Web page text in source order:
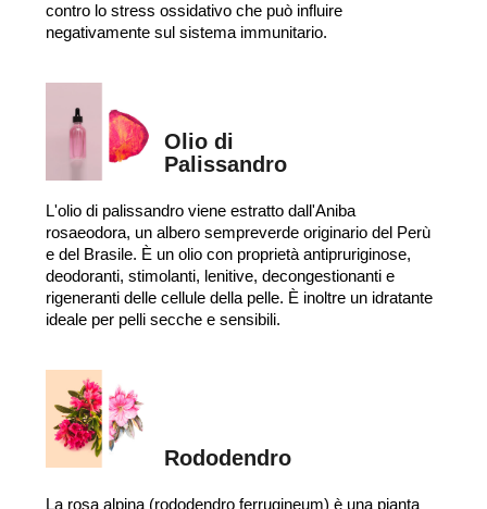
contro lo stress ossidativo che può influire
negativamente sul sistema immunitario.
Olio di
Palissandro
L'olio di palissandro viene estratto dall'Aniba
rosaeodora, un albero sempreverde originario del Perù
e del Brasile. È un olio con proprietà antipruriginose,
deodoranti, stimolanti, lenitive, decongestionanti e
rigeneranti delle cellule della pelle. È inoltre un idratante
ideale per pelli secche e sensibili.
Rododendro
La rosa alpina (rododendro ferrugineum) è una pianta